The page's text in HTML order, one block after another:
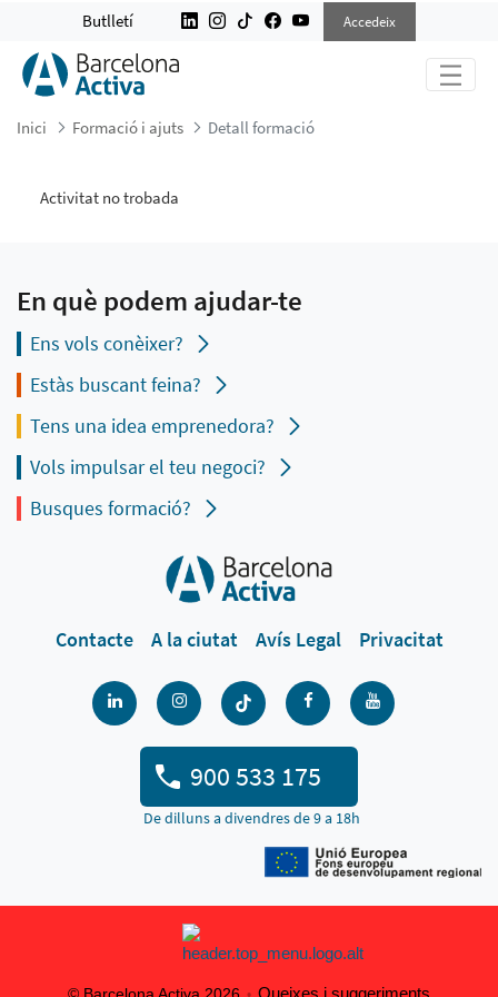
DETALL FORMACIÓ
Butlletí Accedeix
Inici Formació i ajuts Detall formació
Activitat no trobada
En què podem ajudar-te
Ens vols conèixer?
Estàs buscant feina?
Tens una idea emprenedora?
Vols impulsar el teu negoci?
Busques formació?
Contacte A la ciutat Avís Legal Privacitat
900 533 175
De dilluns a divendres de 9 a 18h